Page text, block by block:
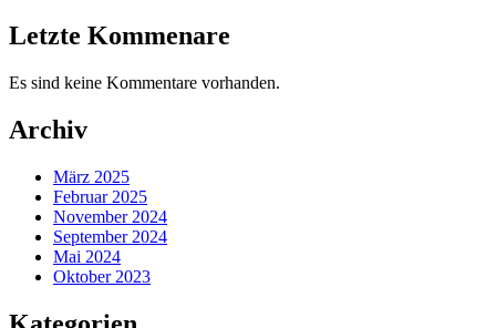
Letzte Kommenare
Es sind keine Kommentare vorhanden.
Archiv
März 2025
Februar 2025
November 2024
September 2024
Mai 2024
Oktober 2023